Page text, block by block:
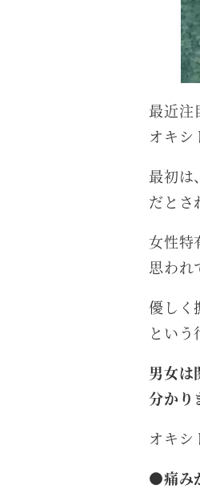
最近注
オキシ
最初は
だとさ
女性特
思われ
優しく
とい
男女は
分かり
オキシ
●痛み